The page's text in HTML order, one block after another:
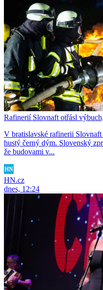
Rafinerií Slovnaft otřásl
V bratislavské rafinerii
hustý černý dým. Slovenský
že budovami v...
HN.cz
dnes, 12:24